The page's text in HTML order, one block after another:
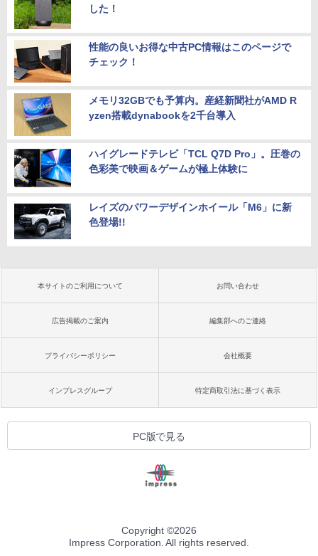
した！
性能の良いお得な中古PC情報はこのページで
チェック！
メモリ32GBでも予算内。産経新聞社がAMD R
yzen搭載dynabookを2千台導入
ハイグレードテレビ「TCL Q7D Pro」。圧巻の
色彩美で映画＆ゲームが極上体験に
レイズのパワーデザインホイール「M6」に新
色登場!!
本サイトのご利用について お問い合わせ
広告掲載のご案内 編集部へのご連絡
プライバシーポリシー 会社概要
インプレスグループ 特定商取引法に基づく表示
PC版で見る
Copyright ©2026
Impress Corporation. All rights reserved.